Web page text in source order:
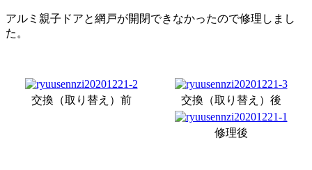
アルミ親子ドアと網戸が開閉できなかったので修理しまし
た。
交換（取り替え）前 交換（取り替え）後
修理後